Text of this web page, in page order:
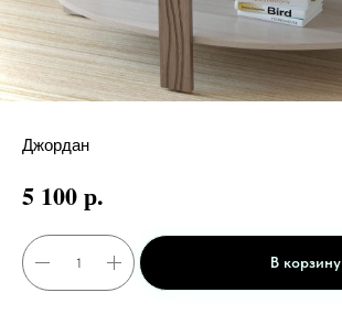
Джордан
5 100р.
В корзину